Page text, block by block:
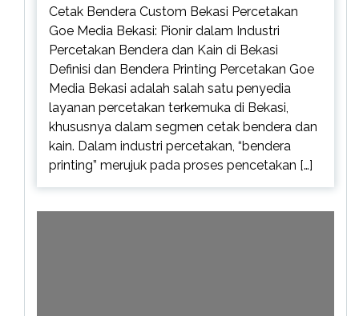
Cetak Bendera Custom Bekasi Percetakan
Goe Media Bekasi: Pionir dalam Industri
Percetakan Bendera dan Kain di Bekasi
Definisi dan Bendera Printing Percetakan Goe
Media Bekasi adalah salah satu penyedia
layanan percetakan terkemuka di Bekasi,
khususnya dalam segmen cetak bendera dan
kain. Dalam industri percetakan, “bendera
printing” merujuk pada proses pencetakan […]